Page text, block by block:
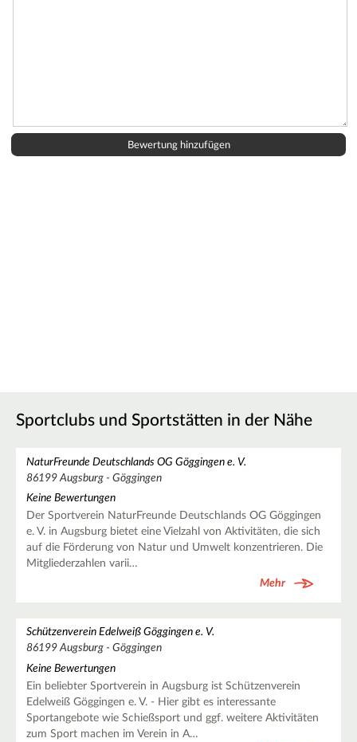
Sportclubs und Sportstätten in der Nähe
NaturFreunde Deutschlands OG Göggingen e. V.
86199 Augsburg - Göggingen
Keine Bewertungen
Der Sportverein NaturFreunde Deutschlands OG Göggingen
e. V. in Augsburg bietet eine Vielzahl von Aktivitäten, die sich
auf die Förderung von Natur und Umwelt konzentrieren. Die
Mitgliederzahlen varii…
Mehr
Schützenverein Edelweiß Göggingen e. V.
86199 Augsburg - Göggingen
Keine Bewertungen
Ein beliebter Sportverein in Augsburg ist Schützenverein
Edelweiß Göggingen e. V. - Hier gibt es interessante
Sportangebote wie Schießsport und ggf. weitere Aktivitäten
zum Sport machen im Verein in A…